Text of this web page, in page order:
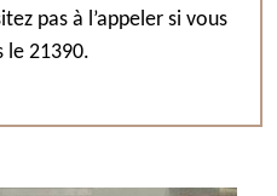
pas à l’appeler si vous
le 21390.